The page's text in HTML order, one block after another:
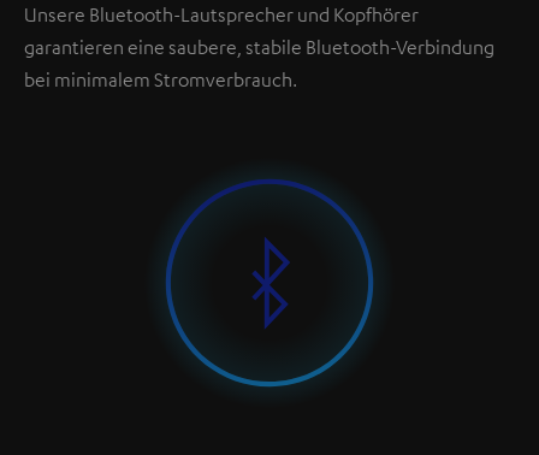
Unsere Bluetooth-Lautsprecher und Kopfhörer
garantieren eine saubere, stabile Bluetooth-Verbindung
bei minimalem Stromverbrauch.